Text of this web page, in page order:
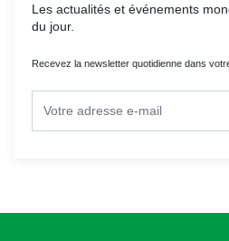
Les actualités et événements
du jour.
Recevez la newsletter quotidienne dans